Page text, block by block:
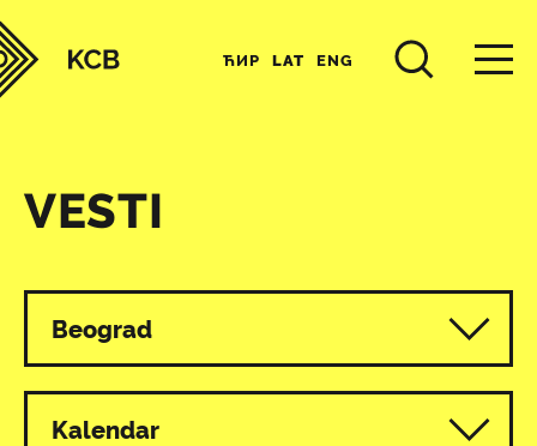
ЋИР LAT ENG
VESTI
Svi programi
Beograd
Kalendar